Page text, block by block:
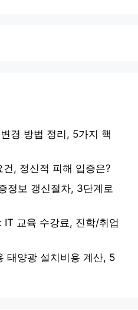
경 방법 정리, 5가지 핵
, 정신적 피해 입증은?
정보 갱신절차, 3단계로
교육 수강료, 진학/취업
태양광 설치비용 계산, 5